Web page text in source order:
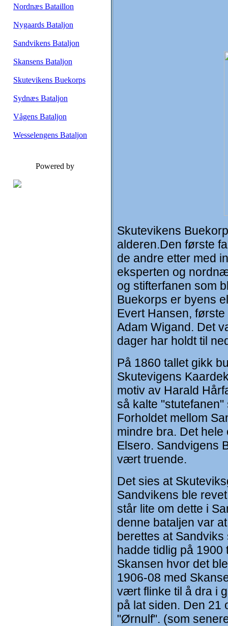
Nordnæs Bataillon
Nygaards Bataljon
Sandvikens Bataljon
Skansens Bataljon
Skutevikens Buekorps
Sydnæs Bataljon
Vågens Bataljon
Wesselengens Bataljon
Powered by
Skutevikens
alderen.Den første
de andre etter med
eksperten og
og stifterfanen som
Buekorps er byens
Evert Hansen,
Adam Wigand. Det
dager har holdt til
På 1860 tallet gikk
Skutevigens
motiv av Harald
så kalte
Forholdet mellom
mindre bra. Det
Elsero. Sandvigens
vært truende.
Det sies at
Sandvikens ble
står lite om dette i
denne bataljen var
berettes at
hadde tidlig på
Skansen hvor det
1906-08 med
vært flinke til å dra i
på lat siden. Den 21
"Ørnulf". (som